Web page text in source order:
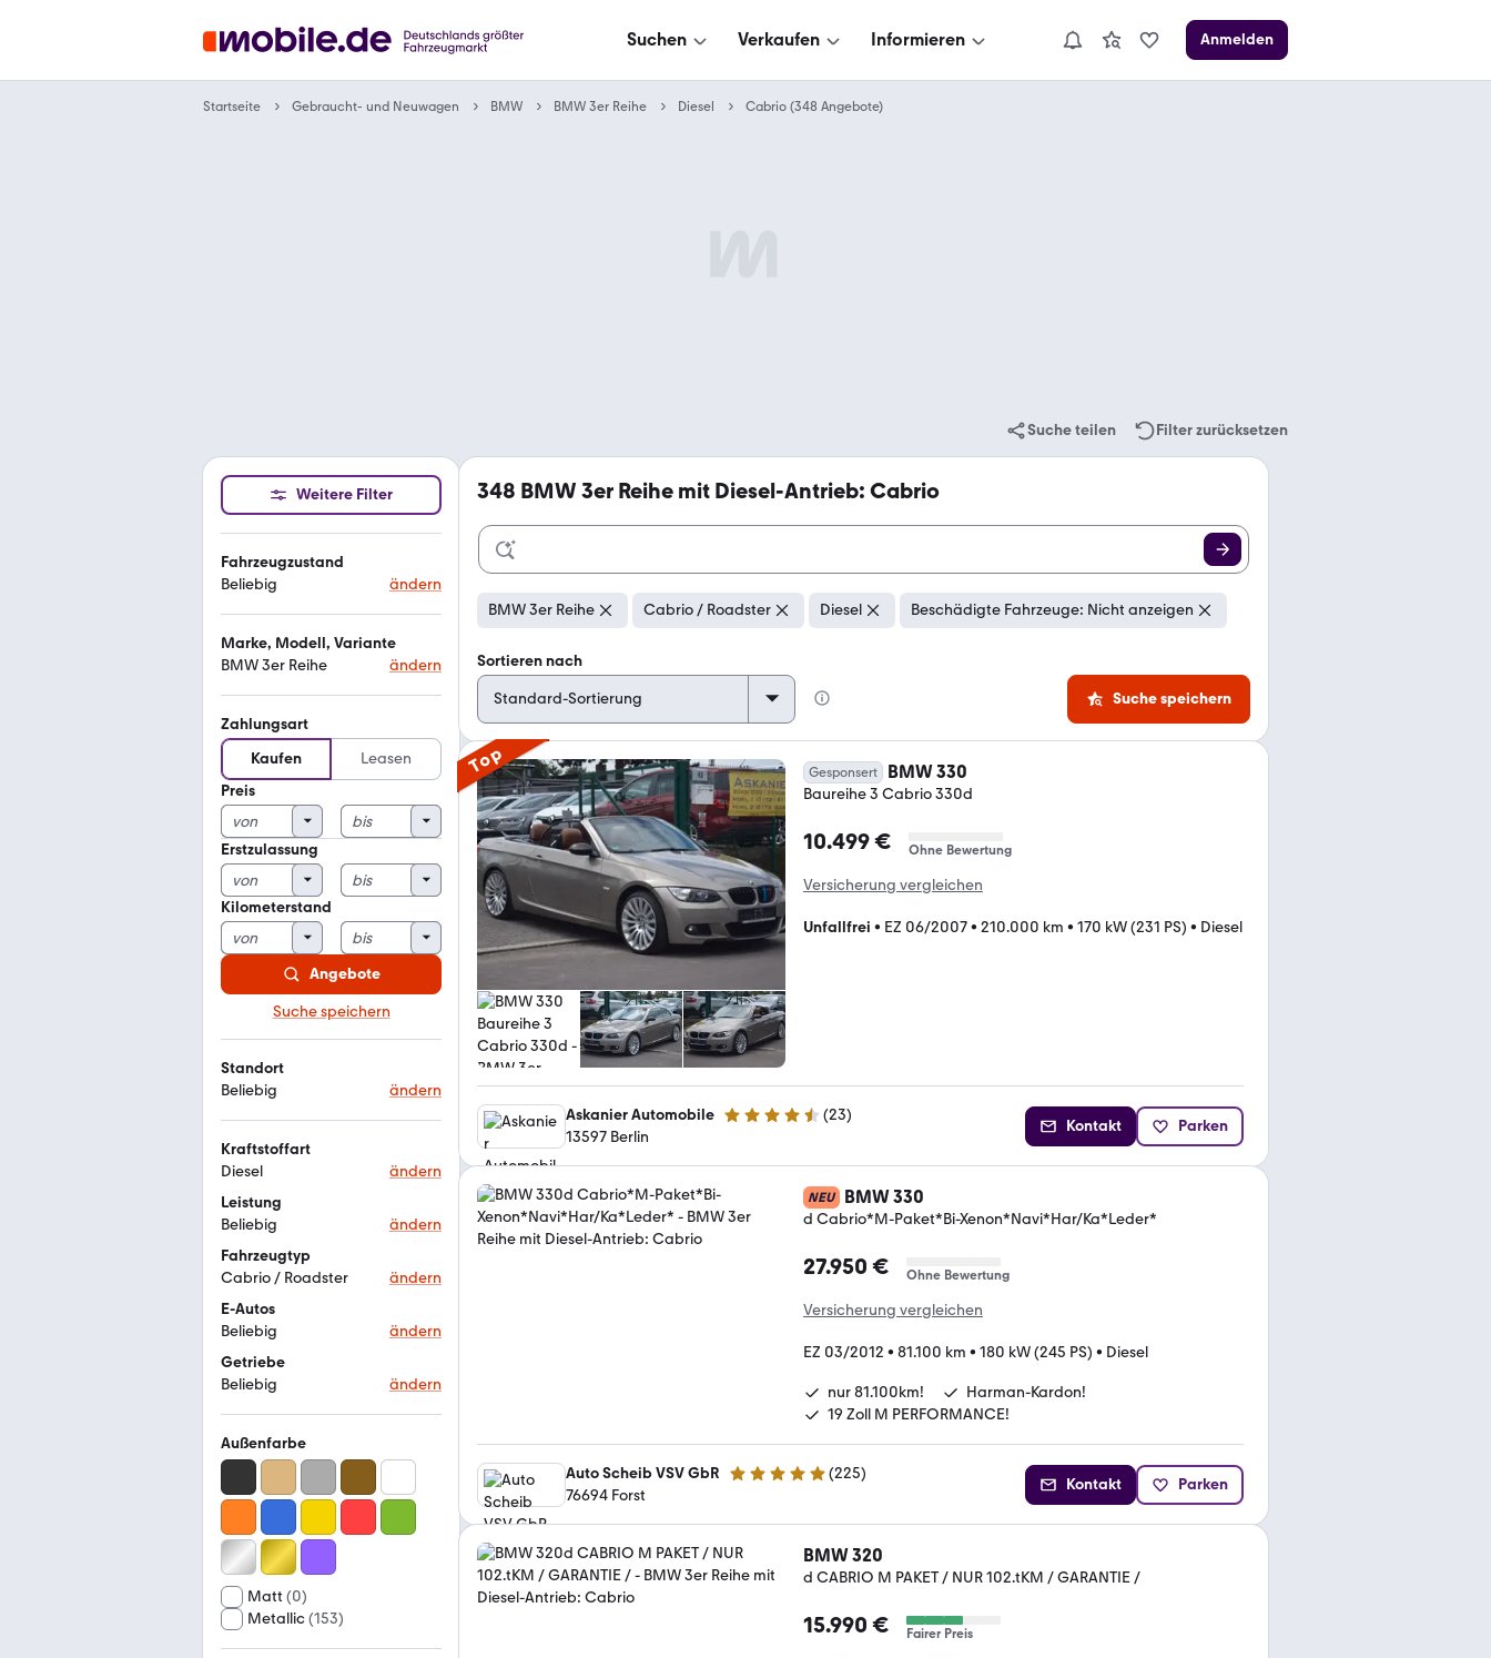
Suchen Verkaufen Informieren Anmelden
Startseite Gebraucht- und Neuwagen BMW BMW 3er Reihe Diesel Cabrio (348 Angebote)
Suche teilen Filter zurücksetzen
Weitere Filter
Fahrzeugzustand
Beliebig
ändern
Marke, Modell, Variante
BMW 3er Reihe
ändern
Zahlungsart
Kaufen
Leasen
Preis
Erstzulassung
Kilometerstand
Angebote
Suche speichern
Standort
Beliebig
ändern
Kraftstoffart
Diesel
ändern
Leistung
Beliebig
ändern
Fahrzeugtyp
Cabrio / Roadster
ändern
E-Autos
Beliebig
ändern
Getriebe
Beliebig
ändern
Außenfarbe
Matt (0)
Metallic(153)
348 BMW 3er Reihe mit Diesel-Antrieb: Cabrio
BMW 3er Reihe Cabrio / Roadster Diesel Beschädigte Fahrzeuge: Nicht anzeigen
Sortieren nach
Suche speichern
Top Gesponsert BMW 330
Baureihe 3 Cabrio 330d
10.499 € Ohne Bewertung
Versicherung vergleichen
Unfallfrei • EZ 06/2007• 210.000 km • 170 kW (231 PS) • Diesel
Askanier Automobile 4.7 Sterne (23)
13597 Berlin
Kontakt Parken
NEU BMW 330
d Cabrio*M-Paket*Bi-Xenon*Navi*Har/Ka*Leder*
27.950 € Ohne Bewertung
Versicherung vergleichen
EZ 03/2012 • 81.100 km • 180 kW (245 PS) • Diesel
nur 81.100km!
Harman-Kardon!
19 Zoll M PERFORMANCE!
Auto Scheib VSV GbR 5 Sterne (225)
76694 Forst
Kontakt Parken
BMW 320
d CABRIO M PAKET / NUR 102.tKM / GARANTIE /
15.990 € Fairer Preis